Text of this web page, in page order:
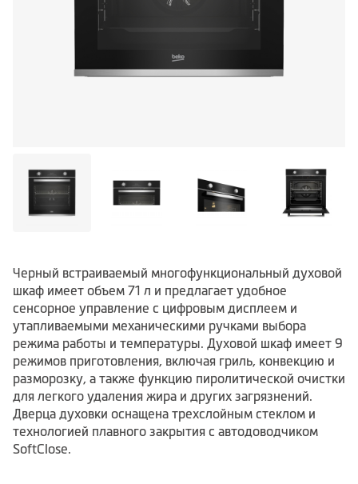
Черный встраиваемый многофункциональный духовой
шкаф имеет объем 71 л и предлагает удобное
сенсорное управление с цифровым дисплеем и
утапливаемыми механическими ручками выбора
режима работы и температуры. Духовой шкаф имеет 9
режимов приготовления, включая гриль, конвекцию и
разморозку, а также функцию пиролитической очистки
для легкого удаления жира и других загрязнений.
Дверца духовки оснащена трехслойным стеклом и
технологией плавного закрытия с автодоводчиком
SoftClose.